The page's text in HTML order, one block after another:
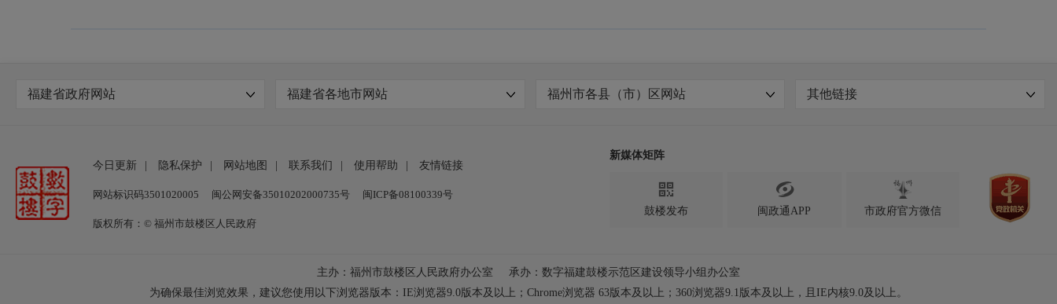
福建省政府网站 福建省各地市网站 福州市各县（市）区网站 其他链接
今日更新 隐私保护 网站地图 联系我们 使用帮助 友情链接
网站标识码3501020005 闽公网安备35010202000735号 闽ICP备08100339号
版权所有：© 福州市鼓楼区人民政府
新媒体矩阵

鼓楼发布

闽政通APP 市政府官方微信
主办：福州市鼓楼区人民政府办公室
承办：数字福建鼓楼示范区建设领导小组办公室
为确保最佳浏览效果，建议您使用以下浏览器版本：IE浏览器9.0版本及以上； Chrome浏览器 63版本及以上；360浏览器9.1版本及以上，且IE内核9.0及以上。